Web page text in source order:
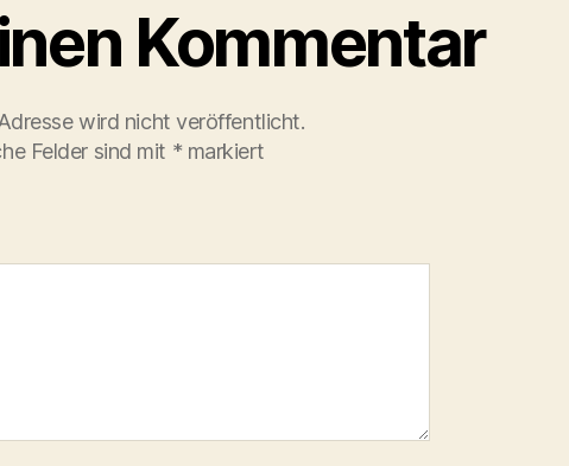
Kommentar
wird nicht veröffentlicht.
Felder sind mit * markiert